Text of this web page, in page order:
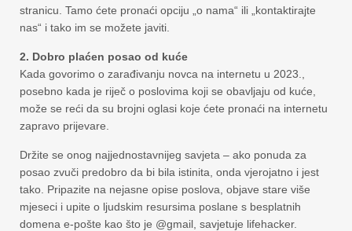
stranicu. Tamo ćete pronaći opciju „o nama“ ili „kontaktirajte
nas“ i tako im se možete javiti.
2. Dobro plaćen posao od kuće
Kada govorimo o zarađivanju novca na internetu u 2023.,
posebno kada je riječ o poslovima koji se obavljaju od kuće,
može se reći da su brojni oglasi koje ćete pronaći na internetu
zapravo prijevare.
Držite se onog najjednostavnijeg savjeta – ako ponuda za
posao zvuči predobro da bi bila istinita, onda vjerojatno i jest
tako. Pripazite na nejasne opise poslova, objave stare više
mjeseci i upite o ljudskim resursima poslane s besplatnih
domena e-pošte kao što je @gmail, savjetuje lifehacker.